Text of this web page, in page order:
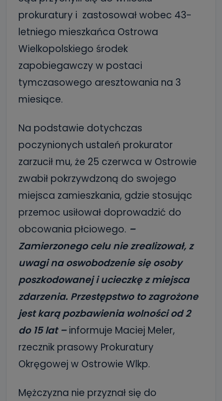
prokuratury i zastosował wobec 43-
letniego mieszkańca Ostrowa
Wielkopolskiego środek
zapobiegawczy w postaci
tymczasowego aresztowania na 3
miesiące.
Na podstawie dotychczas
poczynionych ustaleń prokurator
zarzucił mu, że 25 czerwca w Ostrowie
zwabił pokrzywdzoną do swojego
miejsca zamieszkania, gdzie stosując
przemoc usiłował doprowadzić do
obcowania płciowego. –
Zamierzonego celu nie zrealizował, z
uwagi na oswobodzenie się osoby
poszkodowanej i ucieczkę z miejsca
zdarzenia. Przestępstwo to zagrożone
jest karą pozbawienia wolności od 2
do 15 lat – informuje Maciej Meler,
rzecznik prasowy Prokuratury
Okręgowej w Ostrowie Wlkp.
Mężczyzna nie przyznał się do